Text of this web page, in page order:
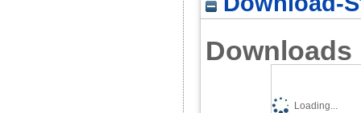
Downloads
Loading...